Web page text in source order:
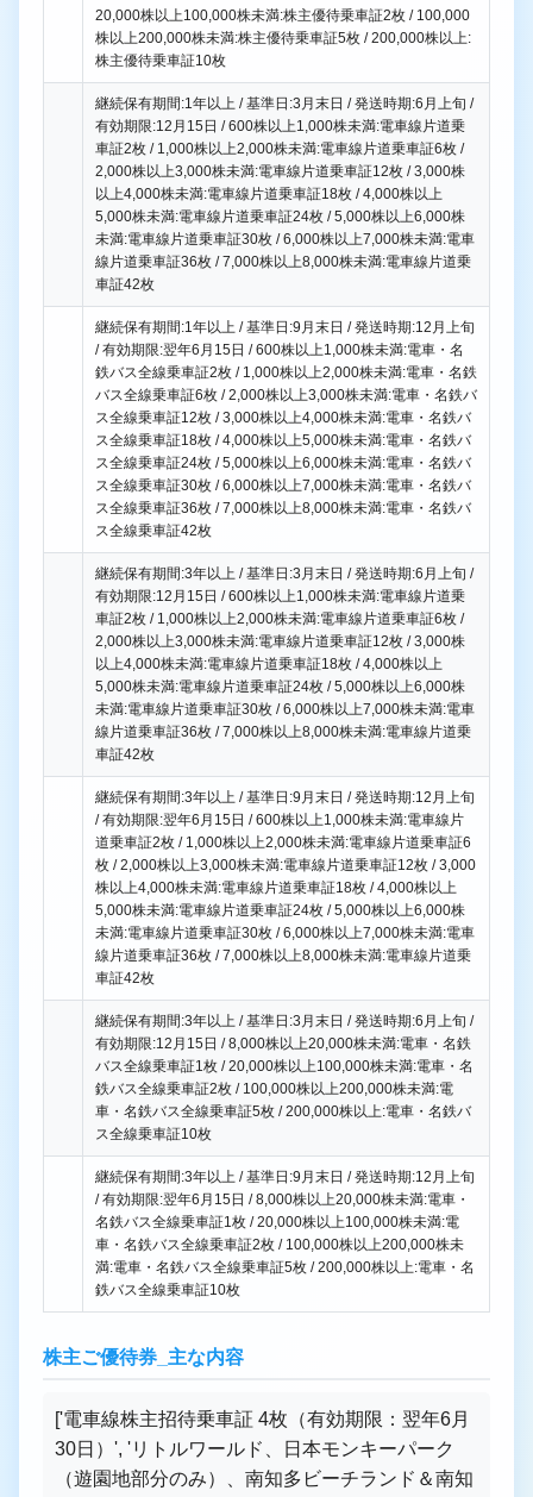
20,000株以上100,000株未満:株主優待乗車証2枚 / 100,000
株以上200,000株未満:株主優待乗車証5枚 / 200,000株以上:
株主優待乗車証10枚
継続保有期間:1年以上 / 基準日:3月末日 / 発送時期:6月上旬 /
有効期限:12月15日 / 600株以上1,000株未満:電車線片道乗
車証2枚 / 1,000株以上2,000株未満:電車線片道乗車証6枚 /
2,000株以上3,000株未満:電車線片道乗車証12枚 / 3,000株
以上4,000株未満:電車線片道乗車証18枚 / 4,000株以上
5,000株未満:電車線片道乗車証24枚 / 5,000株以上6,000株
未満:電車線片道乗車証30枚 / 6,000株以上7,000株未満:電車
線片道乗車証36枚 / 7,000株以上8,000株未満:電車線片道乗
車証42枚
継続保有期間:1年以上 / 基準日:9月末日 / 発送時期:12月上旬
/ 有効期限:翌年6月15日 / 600株以上1,000株未満:電車・名
鉄バス全線乗車証2枚 / 1,000株以上2,000株未満:電車・名鉄
バス全線乗車証6枚 / 2,000株以上3,000株未満:電車・名鉄バ
ス全線乗車証12枚 / 3,000株以上4,000株未満:電車・名鉄バ
ス全線乗車証18枚 / 4,000株以上5,000株未満:電車・名鉄バ
ス全線乗車証24枚 / 5,000株以上6,000株未満:電車・名鉄バ
ス全線乗車証30枚 / 6,000株以上7,000株未満:電車・名鉄バ
ス全線乗車証36枚 / 7,000株以上8,000株未満:電車・名鉄バ
ス全線乗車証42枚
継続保有期間:3年以上 / 基準日:3月末日 / 発送時期:6月上旬 /
有効期限:12月15日 / 600株以上1,000株未満:電車線片道乗
車証2枚 / 1,000株以上2,000株未満:電車線片道乗車証6枚 /
2,000株以上3,000株未満:電車線片道乗車証12枚 / 3,000株
以上4,000株未満:電車線片道乗車証18枚 / 4,000株以上
5,000株未満:電車線片道乗車証24枚 / 5,000株以上6,000株
未満:電車線片道乗車証30枚 / 6,000株以上7,000株未満:電車
線片道乗車証36枚 / 7,000株以上8,000株未満:電車線片道乗
車証42枚
継続保有期間:3年以上 / 基準日:9月末日 / 発送時期:12月上旬
/ 有効期限:翌年6月15日 / 600株以上1,000株未満:電車線片
道乗車証2枚 / 1,000株以上2,000株未満:電車線片道乗車証6
枚 / 2,000株以上3,000株未満:電車線片道乗車証12枚 / 3,000
株以上4,000株未満:電車線片道乗車証18枚 / 4,000株以上
5,000株未満:電車線片道乗車証24枚 / 5,000株以上6,000株
未満:電車線片道乗車証30枚 / 6,000株以上7,000株未満:電車
線片道乗車証36枚 / 7,000株以上8,000株未満:電車線片道乗
車証42枚
継続保有期間:3年以上 / 基準日:3月末日 / 発送時期:6月上旬 /
有効期限:12月15日 / 8,000株以上20,000株未満:電車・名鉄
バス全線乗車証1枚 / 20,000株以上100,000株未満:電車・名
鉄バス全線乗車証2枚 / 100,000株以上200,000株未満:電
車・名鉄バス全線乗車証5枚 / 200,000株以上:電車・名鉄バ
ス全線乗車証10枚
継続保有期間:3年以上 / 基準日:9月末日 / 発送時期:12月上旬
/ 有効期限:翌年6月15日 / 8,000株以上20,000株未満:電車・
名鉄バス全線乗車証1枚 / 20,000株以上100,000株未満:電
車・名鉄バス全線乗車証2枚 / 100,000株以上200,000株未
満:電車・名鉄バス全線乗車証5枚 / 200,000株以上:電車・名
鉄バス全線乗車証10枚
株主ご優待券_主な内容
['電車線株主招待乗車証 4枚（有効期限：翌年6月
30日）', 'リトルワールド、日本モンキーパーク
（遊園地部分のみ）、南知多ビーチランド＆南知